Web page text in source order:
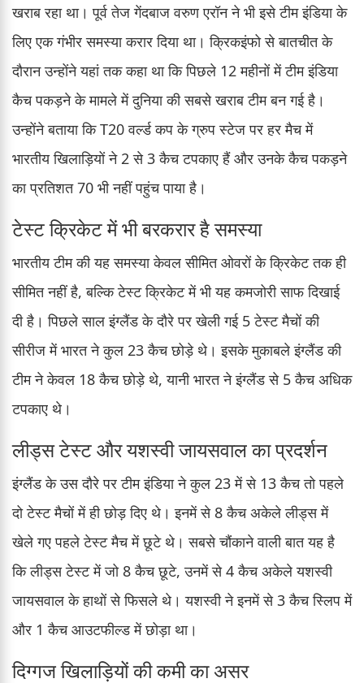
खराब रहा था। पूर्व तेज गेंदबाज वरुण एरॉन ने भी इसे टीम इंडिया के
लिए एक गंभीर समस्या करार दिया था। क्रिकइंफो से बातचीत के
दौरान उन्होंने यहां तक कहा था कि पिछले 12 महीनों में टीम इंडिया
कैच पकड़ने के मामले में दुनिया की सबसे खराब टीम बन गई है।
उन्होंने बताया कि T20 वर्ल्ड कप के ग्रुप स्टेज पर हर मैच में
भारतीय खिलाड़ियों ने 2 से 3 कैच टपकाए हैं और उनके कैच पकड़ने
का प्रतिशत 70 भी नहीं पहुंच पाया है।
टेस्ट क्रिकेट में भी बरकरार है समस्या
भारतीय टीम की यह समस्या केवल सीमित ओवरों के क्रिकेट तक ही
सीमित नहीं है, बल्कि टेस्ट क्रिकेट में भी यह कमजोरी साफ दिखाई
दी है। पिछले साल इंग्लैंड के दौरे पर खेली गई 5 टेस्ट मैचों की
सीरीज में भारत ने कुल 23 कैच छोड़े थे। इसके मुकाबले इंग्लैंड की
टीम ने केवल 18 कैच छोड़े थे, यानी भारत ने इंग्लैंड से 5 कैच अधिक
टपकाए थे।
लीड्स टेस्ट और यशस्वी जायसवाल का प्रदर्शन
इंग्लैंड के उस दौरे पर टीम इंडिया ने कुल 23 में से 13 कैच तो पहले
दो टेस्ट मैचों में ही छोड़ दिए थे। इनमें से 8 कैच अकेले लीड्स में
खेले गए पहले टेस्ट मैच में छूटे थे। सबसे चौंकाने वाली बात यह है
कि लीड्स टेस्ट में जो 8 कैच छूटे, उनमें से 4 कैच अकेले यशस्वी
जायसवाल के हाथों से फिसले थे। यशस्वी ने इनमें से 3 कैच स्लिप में
और 1 कैच आउटफील्ड में छोड़ा था।
दिग्गज खिलाड़ियों की कमी का असर